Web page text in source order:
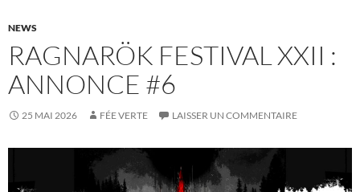
NEWS
RAGNARÖK FESTIVAL XXII :
ANNONCE #6
25 MAI 2026 FÉE VERTE LAISSER UN COMMENTAIRE